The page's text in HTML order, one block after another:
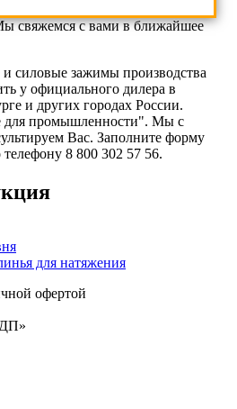
свяжемся с вами в ближайшее
силовые зажимы производства
у официального дилера в
и других городах России.
промышленности". Мы с
Вас. Заполните форму
8 800 302 57 56.
для натяжения
офертой